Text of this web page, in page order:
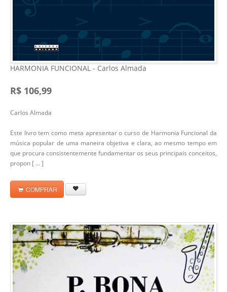
HARMONIA FUNCIONAL - Carlos Almada
R$ 106,99
Carlos Almada
Este livro tem como meta apresentar o curso de Harmonia Funcional da
música popular de uma maneira objetiva e clara, ao mesmo tempo em
que procura consistentemente fundamentar os seus principais conceitos,
propon [ ...]
COMPRAR